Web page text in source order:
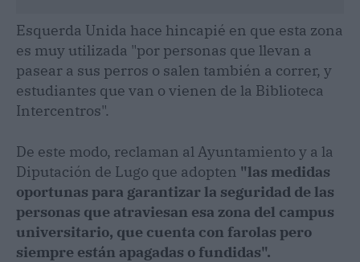
Esquerda Unida hace hincapié en que esta zona
es muy utilizada "por personas que llevan a
pasear a sus perros o salen también a correr, y
estudiantes que van o vienen de la Biblioteca
Intercentros".
De este modo, reclaman al Ayuntamiento y a la
Diputación de Lugo que adopten "las medidas
oportunas para garantizar la seguridad de las
personas que atraviesan esa zona del campus
universitario, que cuenta con farolas pero
siempre están apagadas o fundidas".